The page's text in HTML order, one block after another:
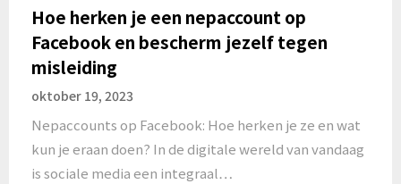
Hoe herken je een nepaccount op
Facebook en bescherm jezelf tegen
misleiding
oktober 19, 2023
Nepaccounts op Facebook: Hoe herken je ze en wat
kun je eraan doen? In de digitale wereld van vandaag
is sociale media een integraal…